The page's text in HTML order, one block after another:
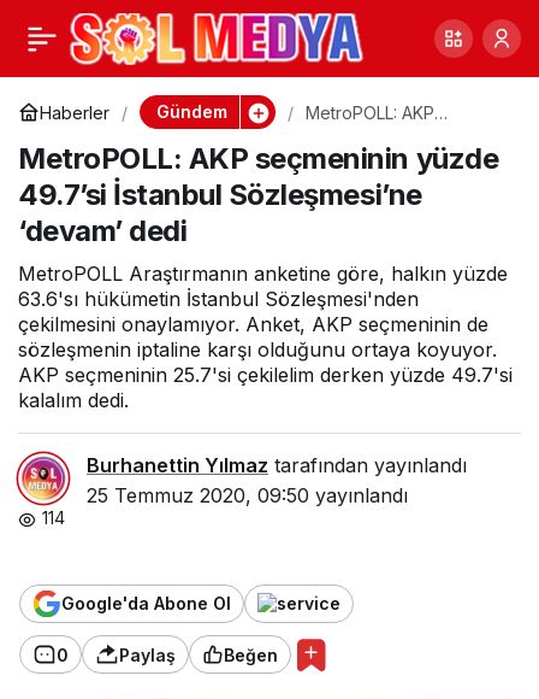
Haberler Gündem
MetroPOLL: AKP
İstanbul Sözleşmesi’ne
‘devam’ dedi
MetroPOLL: AKP seçmeninin yüzde
49.7’si İstanbul Sözleşmesi’ne
‘devam’ dedi
MetroPOLL Araştırmanın anketine göre, halkın yüzde
63.6'sı hükümetin İstanbul Sözleşmesi'nden
çekilmesini onaylamıyor. Anket, AKP seçmeninin de
sözleşmenin iptaline karşı olduğunu ortaya koyuyor.
AKP seçmeninin 25.7'si çekilelim derken yüzde 49.7'si
kalalım dedi.
Burhanettin Yılmaz tarafından yayınlandı
25 Temmuz 2020, 09:50 yayınlandı
114
Google'da Abone Ol
0 Paylaş Beğen
Komünistlerden
Ayasofya çıkışı: Türkiye
için acele etmeyin
0 Paylaş